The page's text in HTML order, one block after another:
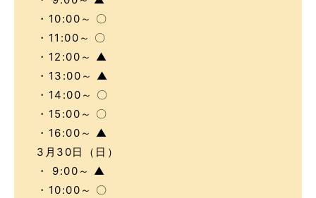
・10:00～ 〇
・11:00～ 〇
・12:00～ ▲
・13:00～ ▲
・14:00～ 〇
・15:00～ 〇
・16:00～ ▲
3月30日（日）
・ 9:00～ ▲
・10:00～ 〇